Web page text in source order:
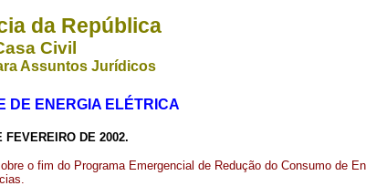
da República
Civil
Assuntos Jurídicos
DE ENERGIA ELÉTRICA
FEVEREIRO DE 2002.
o fim do Programa Emergencial de Redução do Consumo de